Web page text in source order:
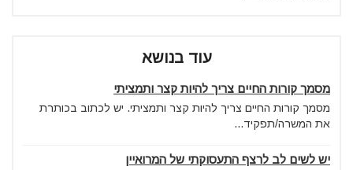
עוד בנושא
מסמך קורות החיים צריך להיות קצר ותמציתי
מסמך קורות החיים צריך להיות קצר ותמציתי. יש לכתוב בכותרת
את המשרה/תפקיד...
יש לשים לב לרצף התעסוקתי של המרואיין